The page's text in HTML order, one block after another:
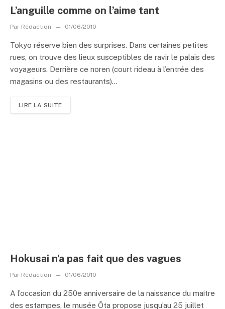
L’anguille comme on l’aime tant
Par Rédaction 01/06/2010
Tokyo réserve bien des surprises. Dans certaines petites
rues, on trouve des lieux susceptibles de ravir le palais des
voyageurs. Derrière ce noren (court rideau à l’entrée des
magasins ou des restaurants)...
LIRE LA SUITE
Hokusai n’a pas fait que des vagues
Par Rédaction 01/06/2010
A l’occasion du 250e anniversaire de la naissance du maître
des estampes, le musée Ôta propose jusqu’au 25 juillet